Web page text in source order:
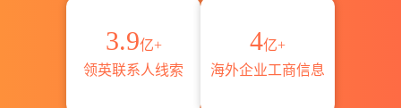
3.9亿+
领英联系人线索
4亿+
海外企业工商信息